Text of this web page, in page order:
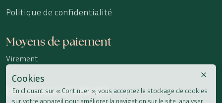
Politique de confidentialité
Moyens de paiement
Virement
Livraisons et retraits
Cookies
En cliquant sur « Continuer », vous acceptez le stockage de cookies
sur votre appareil pour améliorer la navigation sur le site, analyser